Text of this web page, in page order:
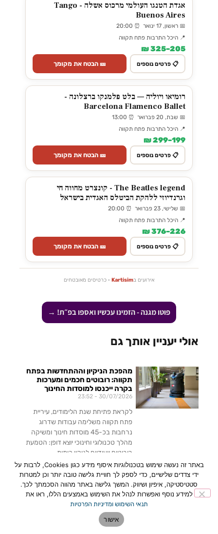
אגדת הטנגו העולמי מרכוס אשלה - Tango
Buenos Aires
📅 ראשון, 17 ינואר ⏰ 20:00
📍 היכל התרבות פתח תקווה
205–325 ₪
📋 פרטים נוספים 🎫 הבטח את מקומך
רומיאו ויוליה — בלט פלמנקו ברצלונה -
Barcelona Flamenco Ballet
📅 שבת, 20 פברואר ⏰ 13:00
📍 היכל התרבות פתח תקווה
199–299 ₪
📋 פרטים נוספים 🎫 הבטח את מקומך
The Beatles legend - קונצרט מחווה חי
וגרנדיוזי ללהקת הביטלס האגדית בישראל
📅 שלישי, 23 פברואר ⏰ 20:00
📍 היכל התרבות פתח תקווה
226–376 ₪
📋 פרטים נוספים 🎫 הבטח את מקומך
אירועים בKartisim · כרטיסים מאובטחים
פוטו מגנה - הזמינו עכשיו ואספו בפ״ת! →
אולי יעניין אותך גם
מהפכת הניקיון וההתחדשות בפתח
תקווה: רובוטים חכמים ומערכות
בקרה ייכנסו למוסדות החינוך
30/07/2026
לקראת פתיחת שנת הלימודים, עיריית
פתח תקווה משלימה עבודות שדרוג
נרחבות בכ-45 מוסדות חינוך ומשיקה
מהלך טכנולוגי וחינוכי יוצא דופן: הטמעת
רובוטים ייעודיים לניקוי כיתות,
לכתבה המלאה »
פתח תקווה: Createch Lab –
המרכז הראשון בישראל שהופך
גיימינג ובינה מלאכותית לכלים לשינוי
חברתי
באתר זה נעשה שימוש בטכנולוגיות איסוף מידע כגון Cookies, לרבות על
ידי צדדים שלישיים, כדי לספק לך חוויית גלישה טובה יותר וכן למטרות
סטטיסטיקה, איפיון ושיווק. המשך גלישה באתר מהווה הסכמתך לכך.
למידע נוסף ואפשרות לנהל את השימוש באמצעים הללו, ראו את
תנאי השימוש ומדיניות הפרטיות
אישור